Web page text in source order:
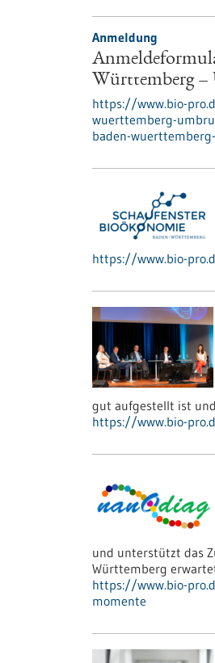
Anmeldung
Württemberg –
https://www.bio-
wuerttemberg-
baden-
https://www.bio-
gut aufgestellt ist
https://www.bio-
und unterstützt das
Württemberg
https://www.bio-
momente